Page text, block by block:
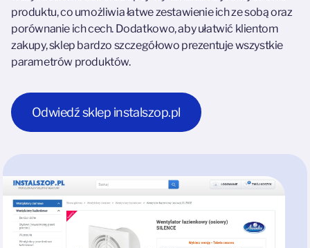
produktu, co umożliwia łatwe zestawienie ich ze sobą oraz
porównanie ich cech. Dodatkowo, aby ułatwić klientom
zakupy, sklep bardzo szczegółowo prezentuje wszystkie
parametrów produktów.
Odwiedź sklep instalszop.pl